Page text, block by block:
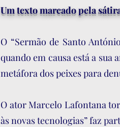
Um texto marcado pela
O “Sermão de Santo
quando em causa está a
metáfora dos peixes para
O ator Marcelo Lafontana
às novas tecnologias” faz